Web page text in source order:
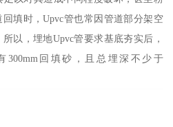
填时，Upvc管也常因管道部分架空
以，埋地Upvc管要求基底夯实后，
300mm回填砂，且总埋深不少于